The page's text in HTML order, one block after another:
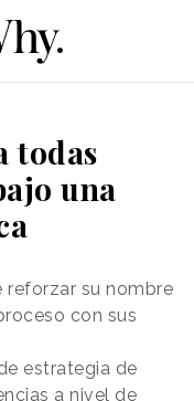
todas
una
reforzar su nombre
con sus
estrategia de
a nivel de